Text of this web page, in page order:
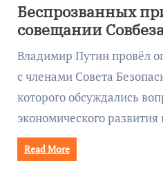
Беспрозванных
совещании
руководством
Владимир Путин провёл
с членами Совета
которого обсуждались
экономического
Read More